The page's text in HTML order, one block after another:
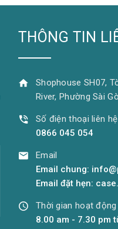
THÔNG TIN
Shophouse SH07,
River, Phường Sài
Số điện thoại liên hệ
0866 045 054
Email
Email chung:
Email đặt hẹn:
Thời gian hoạt động
8.00 am - 7.30 pm